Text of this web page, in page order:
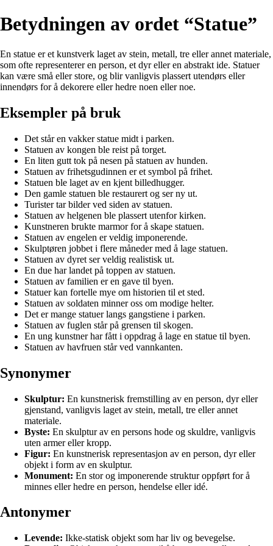
Betydningen av ordet “Statue”
En statue er et kunstverk laget av stein, metall, tre eller annet materiale,
som ofte representerer en person, et dyr eller en abstrakt ide. Statuer
kan være små eller store, og blir vanligvis plassert utendørs eller
innendørs for å dekorere eller hedre noen eller noe.
Eksempler på bruk
Det står en vakker statue midt i parken.
Statuen av kongen ble reist på torget.
En liten gutt tok på nesen på statuen av hunden.
Statuen av frihetsgudinnen er et symbol på frihet.
Statuen ble laget av en kjent billedhugger.
Den gamle statuen ble restaurert og ser ny ut.
Turister tar bilder ved siden av statuen.
Statuen av helgenen ble plassert utenfor kirken.
Kunstneren brukte marmor for å skape statuen.
Statuen av engelen er veldig imponerende.
Skulptøren jobbet i flere måneder med å lage statuen.
Statuen av dyret ser veldig realistisk ut.
En due har landet på toppen av statuen.
Statuen av familien er en gave til byen.
Statuer kan fortelle mye om historien til et sted.
Statuen av soldaten minner oss om modige helter.
Det er mange statuer langs gangstiene i parken.
Statuen av fuglen står på grensen til skogen.
En ung kunstner har fått i oppdrag å lage en statue til byen.
Statuen av havfruen står ved vannkanten.
Synonymer
Skulptur: En kunstnerisk fremstilling av en person, dyr eller
gjenstand, vanligvis laget av stein, metall, tre eller annet
materiale.
Byste: En skulptur av en persons hode og skuldre, vanligvis
uten armer eller kropp.
Figur: En kunstnerisk representasjon av en person, dyr eller
objekt i form av en skulptur.
Monument: En stor og imponerende struktur oppført for å
minnes eller hedre en person, hendelse eller idé.
Antonymer
Levende: Ikke-statisk objekt som har liv og bevegelse.